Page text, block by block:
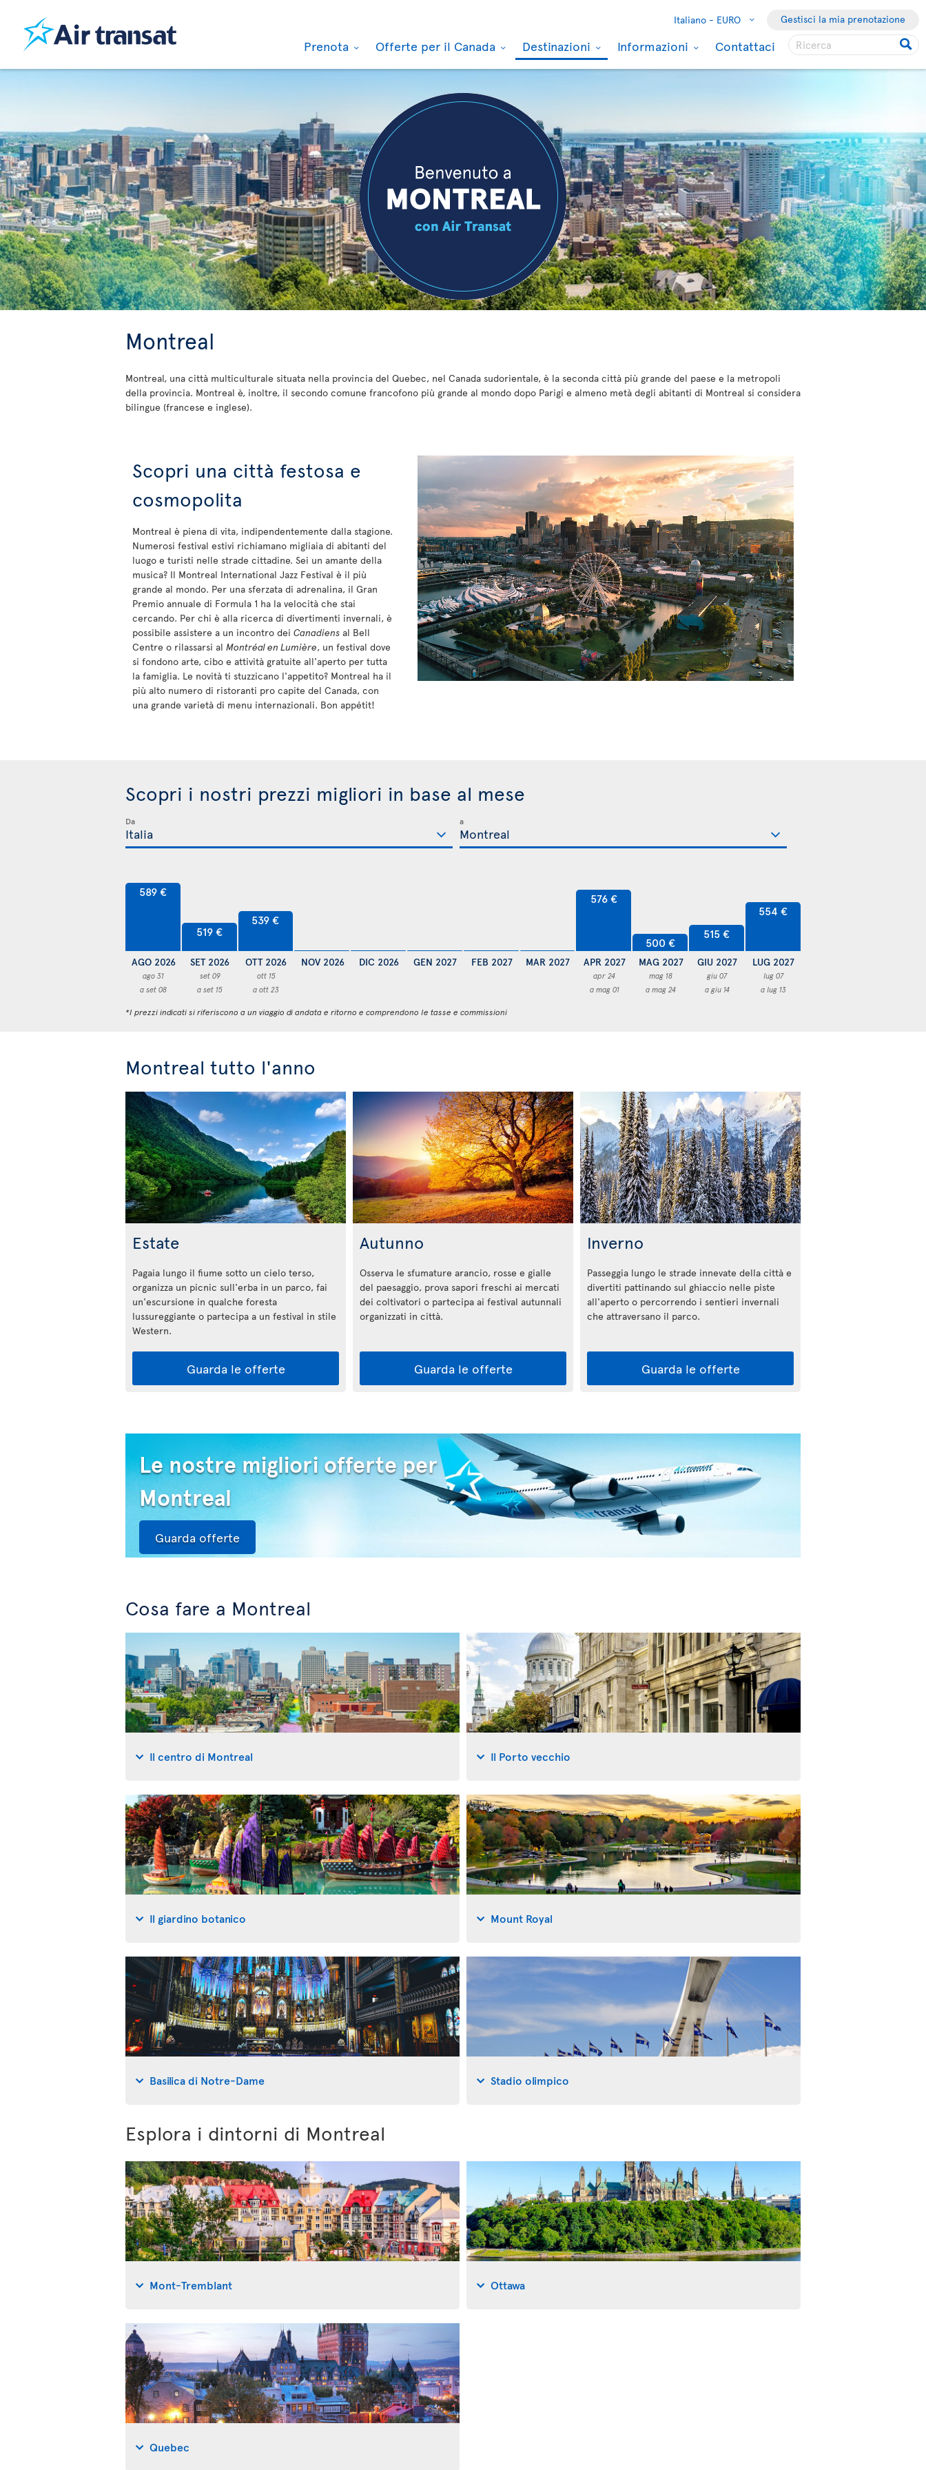
Italiano - EURO Gestisci la mia prenotazione
Prenota Offerte per il Canada Destinazioni Informazioni Contattaci
Montreal
Montreal, una città multiculturale situata nella provincia del Quebec, nel Canada sudorientale, è la seconda città più grande del paese e la metropoli
della provincia. Montreal è, inoltre, il secondo comune francofono più grande al mondo dopo Parigi e almeno metà degli abitanti di Montreal si considera
bilingue (francese e inglese).
Scopri una città festosa e
cosmopolita
Montreal è piena di vita, indipendentemente dalla stagione.
Numerosi festival estivi richiamano migliaia di abitanti del
luogo e turisti nelle strade cittadine. Sei un amante della
musica? Il Montreal International Jazz Festival è il più
grande al mondo. Per una sferzata di adrenalina, il Gran
Premio annuale di Formula 1 ha la velocità che stai
cercando. Per chi è alla ricerca di divertimenti invernali, è
possibile assistere a un incontro dei Canadiens al Bell
Centre o rilassarsi al Montréal en Lumière, un festival dove
si fondono arte, cibo e attività gratuite all'aperto per tutta
la famiglia. Le novità ti stuzzicano l'appetito? Montreal ha il
più alto numero di ristoranti pro capite del Canada, con
una grande varietà di menu internazionali. Bon appétit!
Scopri i nostri prezzi migliori in base al mese
Da a
589 €
AGO 2026
ago 31
a set 08
519 €
SET 2026
set 09
a set 15
539 €
OTT 2026
ott 15
a ott 23
NOV 2026 DIC 2026 GEN 2027 FEB 2027 MAR 2027
576 €
APR 2027
apr 24
a mag 01
500 €
MAG 2027
mag 18
a mag 24
515 €
GIU 2027
giu 07
a giu 14
554 €
LUG 2027
lug 07
a lug 13
*I prezzi indicati si riferiscono a un viaggio di andata e ritorno e comprendono le tasse e commissioni
Montreal tutto l'anno
Estate
Pagaia lungo il fiume sotto un cielo terso,
organizza un picnic sull'erba in un parco, fai
un'escursione in qualche foresta
lussureggiante o partecipa a un festival in stile
Western.
Guarda le offerte
Autunno
Osserva le sfumature arancio, rosse e gialle
del paesaggio, prova sapori freschi ai mercati
dei coltivatori o partecipa ai festival autunnali
organizzati in città.
Guarda le offerte
Inverno
Passeggia lungo le strade innevate della città e
divertiti pattinando sul ghiaccio nelle piste
all'aperto o percorrendo i sentieri invernali
che attraversano il parco.
Guarda le offerte
Le nostre migliori offerte per
Montreal
Guarda offerte
Cosa fare a Montreal
Il centro di Montreal Il Porto vecchio
Il giardino botanico Mount Royal
Basilica di Notre-Dame Stadio olimpico
Esplora i dintorni di Montreal
Mont-Tremblant Ottawa
Quebec